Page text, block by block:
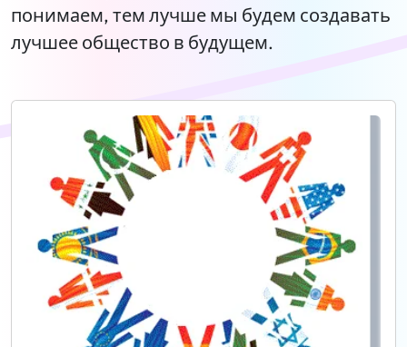
понимаем, тем лучше мы будем создавать
лучшее общество в будущем.